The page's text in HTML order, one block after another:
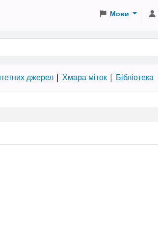
Мови
джерел Хмара міток Бібліотека